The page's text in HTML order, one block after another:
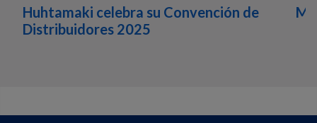
Huhtamaki celebra su Convención de
Distribuidores 2025